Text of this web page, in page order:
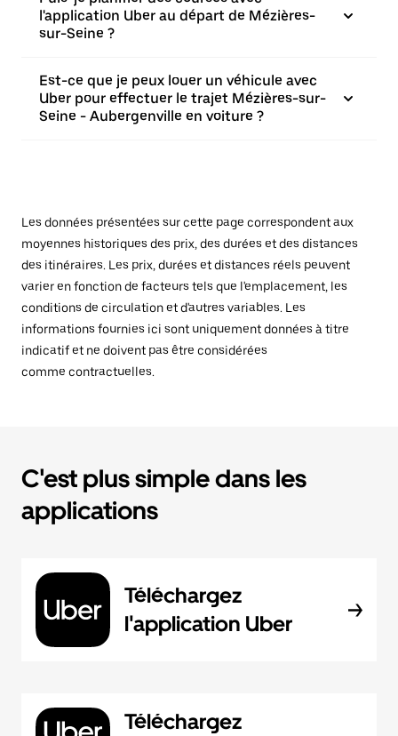
l'application Uber au départ de Mézières-
sur-Seine ?
Est-ce que je peux louer un véhicule avec
Uber pour effectuer le trajet Mézières-sur-
Seine - Aubergenville en voiture ?
Les données présentées sur cette page correspondent aux
moyennes historiques des prix, des durées et des distances
des itinéraires. Les prix, durées et distances réels peuvent
varier en fonction de facteurs tels que l'emplacement, les
conditions de circulation et d'autres variables. Les
informations fournies ici sont uniquement données à titre
indicatif et ne doivent pas être considérées
comme contractuelles.
C'est plus simple dans les
applications
Téléchargez
l'application Uber
Téléchargez